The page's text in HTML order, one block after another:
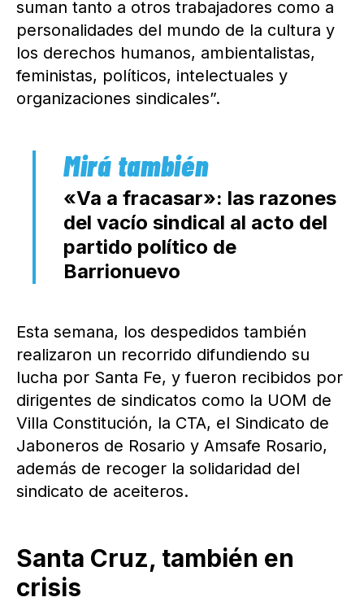
suman tanto a otros trabajadores como a
personalidades del mundo de la cultura y
los derechos humanos, ambientalistas,
feministas, políticos, intelectuales y
organizaciones sindicales”.
«Va a fracasar»: las razones
del vacío sindical al acto del
partido político de
Barrionuevo
Esta semana, los despedidos también
realizaron un recorrido difundiendo su
lucha por Santa Fe, y fueron recibidos por
dirigentes de sindicatos como la UOM de
Villa Constitución, la CTA, el Sindicato de
Jaboneros de Rosario y Amsafe Rosario,
además de recoger la solidaridad del
sindicato de aceiteros.
Santa Cruz, también en
crisis